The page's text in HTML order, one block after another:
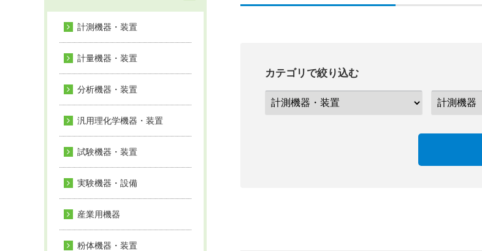
計測機器・装置
計量機器・装置
分析機器・装置
汎用理化学機器・装置
試験機器・装置
実験機器・設備
産業用機器
粉体機器・装置
カテゴリで絞り込む